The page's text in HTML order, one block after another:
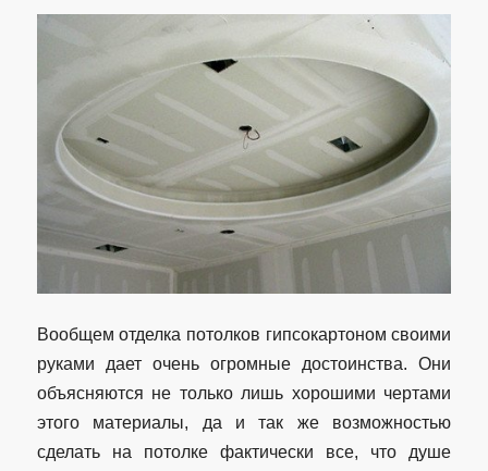
Вообщем отделка потолков гипсокартоном своими
руками дает очень огромные достоинства. Они
объясняются не только лишь хорошими чертами
этого материалы, да и так же возможностью
сделать на потолке фактически все, что душе